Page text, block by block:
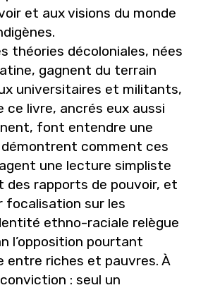
et aux visions du monde
théories décoloniales, nées
gagnent du terrain
universitaires et militants,
ce livre, ancrés eux aussi
font entendre une
comment ces
une lecture simpliste
des rapports de pouvoir, et
focalisation sur les
ethno-raciale relègue
l’opposition pourtant
entre riches et pauvres. À
: seul un